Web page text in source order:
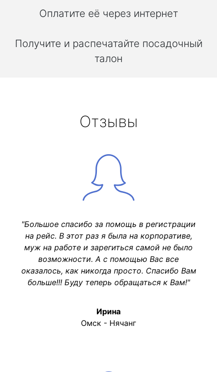
Оплатите её через интернет
Получите и распечатайте посадочный
талон
Отзывы
"Большое спасибо за помощь в регистрации
на рейс. В этот раз я была на корпоративе,
муж на работе и зарегиться самой не было
возможности. А с помощью Вас все
оказалось, как никогда просто. Спасибо Вам
больше!!! Буду теперь обращаться к Вам!"
Ирина
Омск - Нячанг